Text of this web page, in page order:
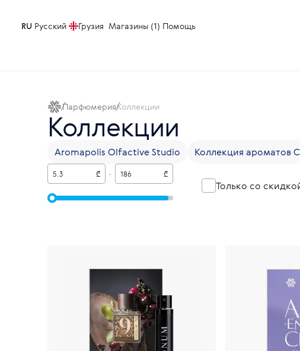
RU Русский Грузия Магазины (1) Помощь
ПарфюмерияКоллекции
Коллекции
Aromapolis Olfactive Studio Коллекция ароматов
₾ - ₾
Только со